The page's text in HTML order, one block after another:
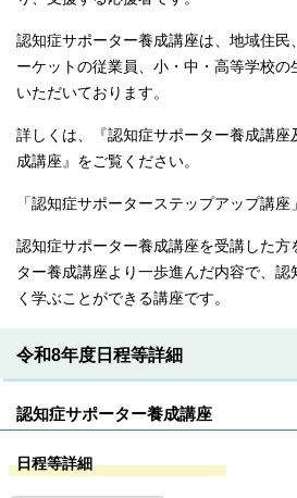
認知症サポーター養成講座は、地域住民
ーケットの従業員、小・中・高等学校
いただいております。
詳しくは、『認知症サポーター養成講座
成講座』をご覧ください。
「認知症サポーターステップアップ講座
認知症サポーター養成講座を受講した方
ター養成講座より一歩進んだ内容で、認
く学ぶことができる講座です。
令和8年度日程等詳細
認知症サポーター養成講座
日程等詳細